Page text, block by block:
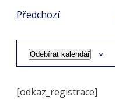
PředchozíAkce
Odebírat kalendář
[odkaz_registrace]